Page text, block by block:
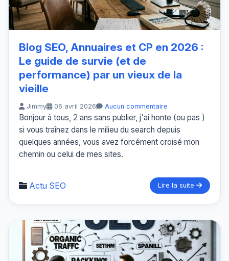
Blog SEO, Annuaires et CP en 2026 :
Le guide de survie (et de
performance) par un vieux de la
vieille
Jimmy 06 avril 2026 Aucun commentaire
Bonjour à tous, 2 ans sans publier, j'ai honte (ou pas )
si vous traînez dans le milieu du search depuis
quelques années, vous avez forcément croisé mon
chemin ou celui de mes sites.
Actu SEO Lire la suite